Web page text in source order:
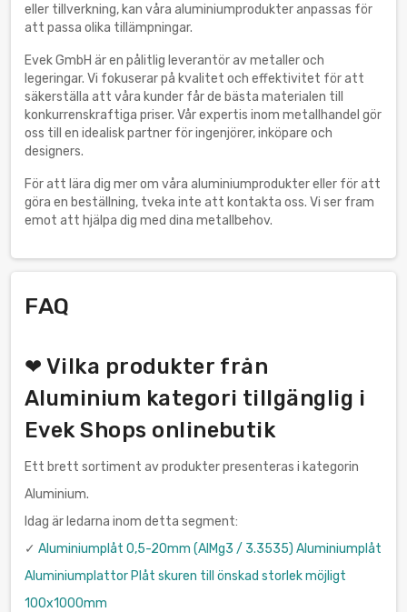
eller tillverkning, kan våra aluminiumprodukter anpassas för
att passa olika tillämpningar.
Evek GmbH är en pålitlig leverantör av metaller och
legeringar. Vi fokuserar på kvalitet och effektivitet för att
säkerställa att våra kunder får de bästa materialen till
konkurrenskraftiga priser. Vår expertis inom metallhandel gör
oss till en idealisk partner för ingenjörer, inköpare och
designers.
För att lära dig mer om våra aluminiumprodukter eller för att
göra en beställning, tveka inte att kontakta oss. Vi ser fram
emot att hjälpa dig med dina metallbehov.
FAQ
❤ Vilka produkter från
Aluminium kategori tillgänglig i
Evek Shops onlinebutik
Ett brett sortiment av produkter presenteras i kategorin
Aluminium.
Idag är ledarna inom detta segment:
✓ Aluminiumplåt 0,5-20mm (AlMg3 / 3.3535) Aluminiumplåt
Aluminiumplattor Plåt skuren till önskad storlek möjligt
100x1000mm